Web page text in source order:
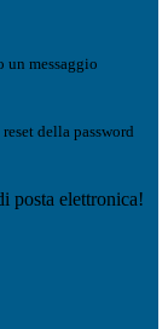
un messaggio
della password
posta elettronica!